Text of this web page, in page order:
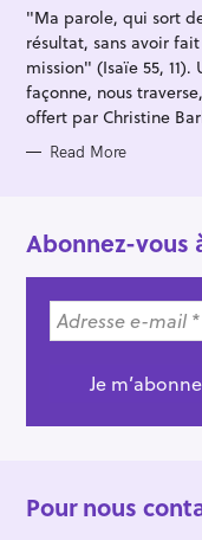
E
"Ma parole, qui sort
résultat, sans avoir
mission" (Isaïe 55,
façonne, nous
offert par Christine
Read More
Abonnez-vous
Pour nous